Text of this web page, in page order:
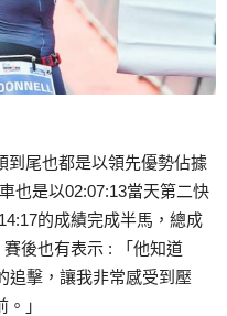
到尾也都是以領先優勢佔據
也是以02:07:13當天第二快
的成績完成半馬，總成
後也有表示 : 「他知道
追擊，讓我非常感受到壓
」